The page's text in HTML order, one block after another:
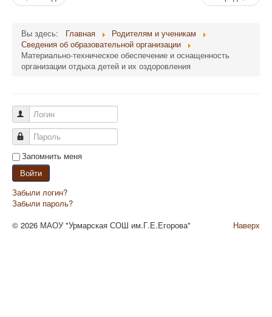
Вы здесь: Главная
Родителям и ученикам
Сведения об образовательной организации
Материально-техническое обеспечение и оснащенность
организации отдыха детей и их оздоровления
Логин
Пароль
Запомнить меня
Войти
Забыли логин?
Забыли пароль?
Наверх
© 2026 МАОУ "Урмарская СОШ им.Г.Е.Егорова"